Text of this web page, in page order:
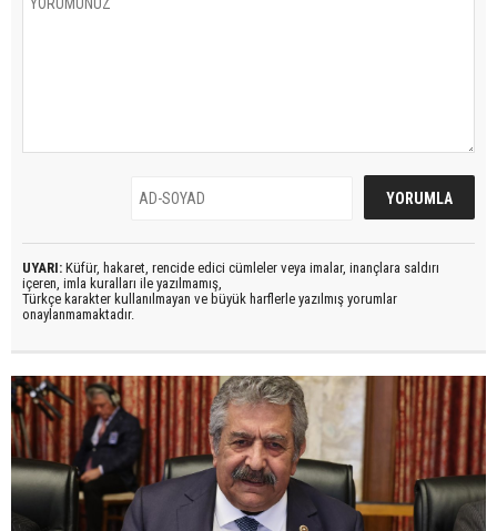
UYARI: Küfür, hakaret, rencide edici cümleler veya imalar, inançlara saldırı
içeren, imla kuralları ile yazılmamış,
Türkçe karakter kullanılmayan ve büyük harflerle yazılmış yorumlar
onaylanmamaktadır.